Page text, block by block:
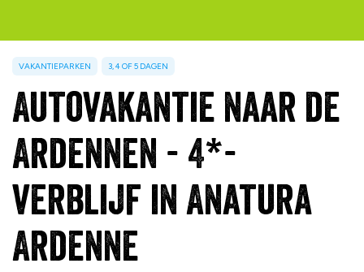
VAKANTIEPARKEN 3, 4 OF 5 DAGEN
Autovakantie naar de
Ardennen - 4*-
verblijf in Anatura
Ardenne